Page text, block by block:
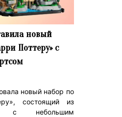
новый
Поттеру» с
новый набор по
состоящий из
с небольшим